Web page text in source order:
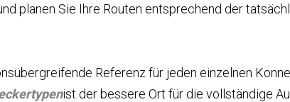
planen Sie Ihre Routen entsprechend der
Referenz für jeden einzelnen
ist der bessere Ort für die vollständige